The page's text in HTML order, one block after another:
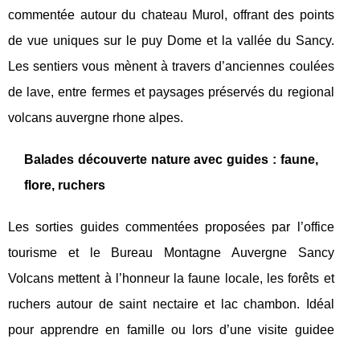
commentée autour du chateau Murol, offrant des points
de vue uniques sur le puy Dome et la vallée du Sancy.
Les sentiers vous mènent à travers d’anciennes coulées
de lave, entre fermes et paysages préservés du regional
volcans auvergne rhone alpes.
Balades découverte nature avec guides : faune,
flore, ruchers
Les sorties guides commentées proposées par l’office
tourisme et le Bureau Montagne Auvergne Sancy
Volcans mettent à l’honneur la faune locale, les forêts et
ruchers autour de saint nectaire et lac chambon. Idéal
pour apprendre en famille ou lors d’une visite guidee